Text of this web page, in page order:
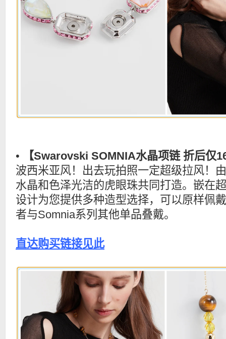
• 【Swarovski SOMNIA水晶项链 折后仅
波西米亚风！出去玩拍照一定超级拉风！
水晶和色泽光洁的虎眼珠共同打造。嵌在
设计为您提供多种造型选择，可以原样佩
者与Somnia系列其他单品叠戴。
直达购买链接见此